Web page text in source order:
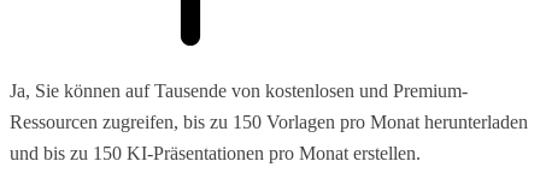
Ja, Sie können auf Tausende von kostenlosen und Premium-
Ressourcen zugreifen, bis zu 150 Vorlagen pro Monat herunterladen
und bis zu 150 KI-Präsentationen pro Monat erstellen.